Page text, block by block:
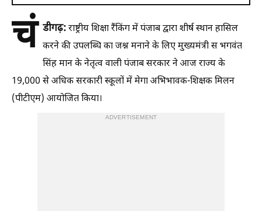
चं डीगढ़:राष्ट्रीय शिक्षा रैंकिंग में पंजाब द्वारा शीर्ष स्थान हासिल
करने की उपलब्धि का जश्न मनाने के लिए मुख्यमंत्री स भगवंत
सिंह मान के नेतृत्व वाली पंजाब सरकार ने आज राज्य के
19,000 से अधिक सरकारी स्कूलों में मेगा अभिभावक-शिक्षक मिलन
(पीटीएम) आयोजित किया।
ADVERTISEMENT